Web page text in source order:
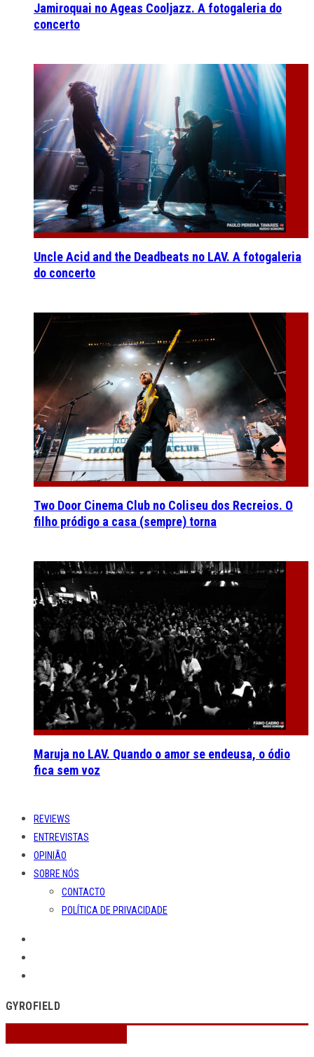
Jamiroquai no Ageas Cooljazz. A fotogaleria do
concerto
Uncle Acid and the Deadbeats no LAV. A fotogaleria
do concerto
Two Door Cinema Club no Coliseu dos Recreios. O
filho pródigo a casa (sempre) torna
Maruja no LAV. Quando o amor se endeusa, o ódio
fica sem voz
REVIEWS
ENTREVISTAS
OPINIÃO
SOBRE NÓS
CONTACTO
POLÍTICA DE PRIVACIDADE
GYROFIELD